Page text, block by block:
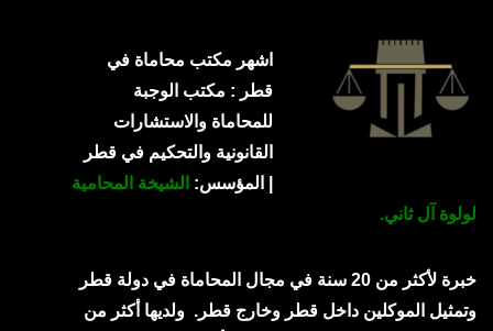
اشهر مكتب محاماة في
قطر : مكتب الوجبة
للمحاماة والاستشارات
القانونية والتحكيم في قطر
| المؤسس: الشيخة المحامية
لولوة آل ثاني.
خبرة لأكثر من 20 سنة في مجال المحاماة في دولة قطر
وتمثيل الموكلين داخل قطر وخارج قطر. ولديها أكثر من